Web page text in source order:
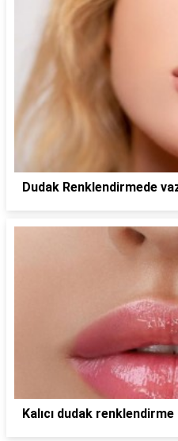
Dudak Renklendirmede
Kalıcı dudak